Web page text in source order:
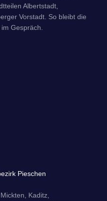
Albertstadt,
Vorstadt. So bleibt die
Gespräch.
Pieschen
Kaditz,